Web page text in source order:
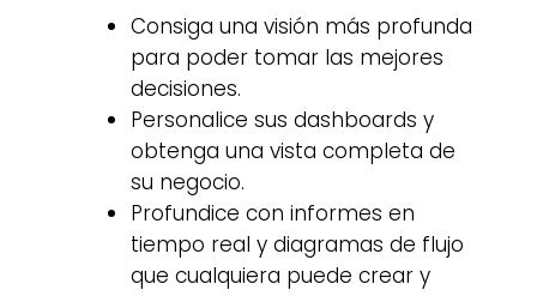
Consiga una visión más profunda
para poder tomar las mejores
decisiones.
Personalice sus dashboards y
obtenga una vista completa de
su negocio.
Profundice con informes en
tiempo real y diagramas de flujo
que cualquiera puede crear y